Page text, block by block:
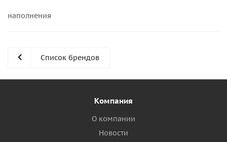
наполнения
Список брендов
Компания
О компании
Новости